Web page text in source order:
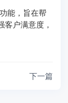
能，旨在帮
户满意度，
下一篇